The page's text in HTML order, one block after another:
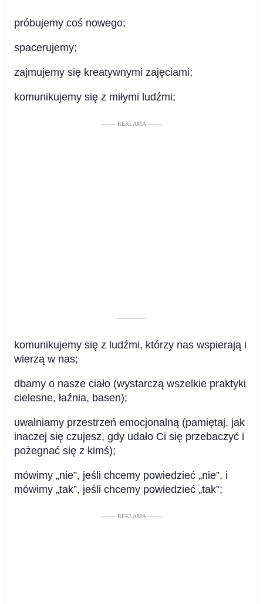
próbujemy coś nowego;
spacerujemy;
zajmujemy się kreatywnymi zajęciami;
komunikujemy się z miłymi ludźmi;
––––– REKLAMA –––––
––––––––––
komunikujemy się z ludźmi, którzy nas wspierają i
wierzą w nas;
dbamy o nasze ciało (wystarczą wszelkie praktyki
cielesne, łaźnia, basen);
uwalniamy przestrzeń emocjonalną (pamiętaj, jak
inaczej się czujesz, gdy udało Ci się przebaczyć i
pożegnać się z kimś);
mówimy „nie”, jeśli chcemy powiedzieć „nie”, i
mówimy „tak”, jeśli chcemy powiedzieć „tak”;
––––– REKLAMA –––––